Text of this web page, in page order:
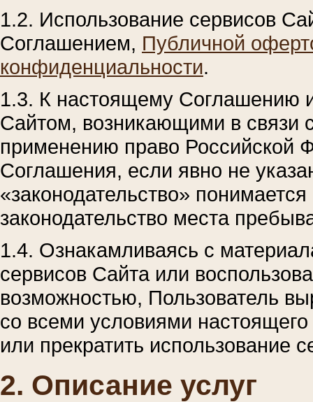
1.2. Использование сервисов
Соглашением, Публичной
конфиденциальности.
1.3. К настоящему Соглашению
Сайтом, возникающими в связи
применению право Российской
Соглашения, если явно не
«законодательство»
законодательство места
1.4. Ознакамливаясь с
сервисов Сайта или
возможностью, Пользователь
со всеми условиями
или прекратить использование
2. Описание услуг